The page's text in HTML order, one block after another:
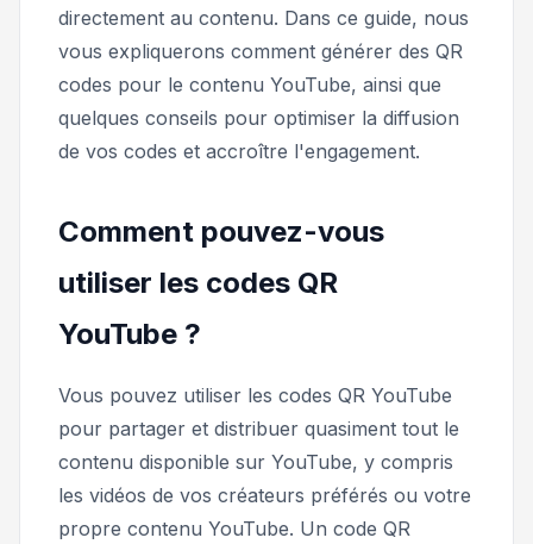
directement au contenu. Dans ce guide, nous
vous expliquerons comment générer des QR
codes pour le contenu YouTube, ainsi que
quelques conseils pour optimiser la diffusion
de vos codes et accroître l'engagement.
Comment pouvez-vous
utiliser les codes QR
YouTube ?
Vous pouvez utiliser les codes QR YouTube
pour partager et distribuer quasiment tout le
contenu disponible sur YouTube, y compris
les vidéos de vos créateurs préférés ou votre
propre contenu YouTube. Un code QR